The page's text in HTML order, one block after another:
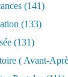
(141)
(133)
(131)
( Avant-